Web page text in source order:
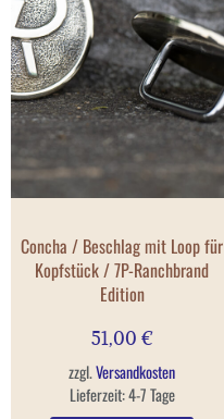
Concha / Beschlag mit Loop für
Kopfstück / 7P-Ranchbrand
Edition
51,00 €
zzgl.Versandkosten
Lieferzeit:4-7 Tage